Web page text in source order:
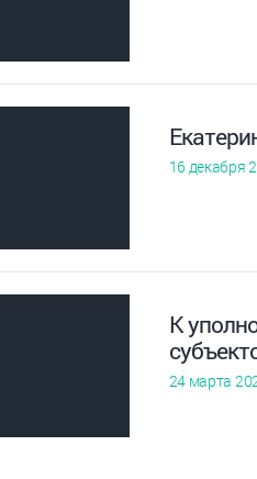
16 декабря
К
24 марта